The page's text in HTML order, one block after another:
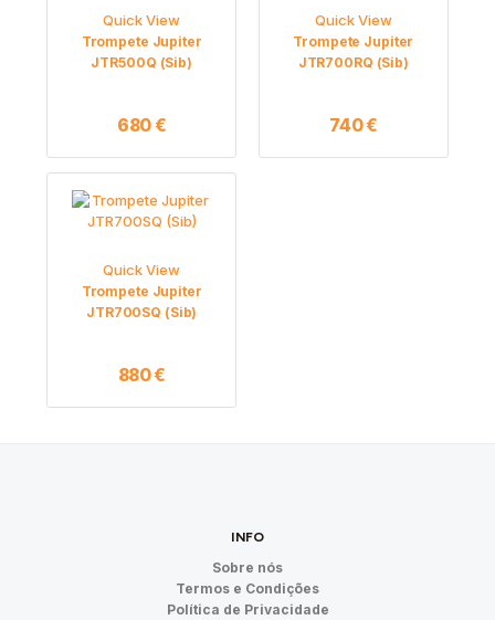
Quick View
Trompete Jupiter
JTR500Q (Sib)
680€
Quick View
Trompete Jupiter
JTR700RQ (Sib)
740€
Quick View
Trompete Jupiter
JTR700SQ (Sib)
880€
INFO
Sobre nós
Termos e Condições
Política de Privacidade